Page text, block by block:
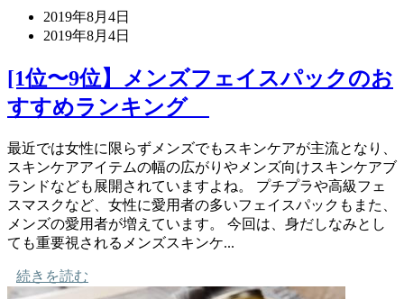
2019年8月4日
2019年8月4日
[1位〜9位】メンズフェイスパックのお
すすめランキング
最近では女性に限らずメンズでもスキンケアが主流となり、
スキンケアアイテムの幅の広がりやメンズ向けスキンケアブ
ランドなども展開されていますよね。 プチプラや高級フェ
スマスクなど、女性に愛用者の多いフェイスパックもまた、
メンズの愛用者が増えています。 今回は、身だしなみとし
ても重要視されるメンズスキンケ...
続きを読む